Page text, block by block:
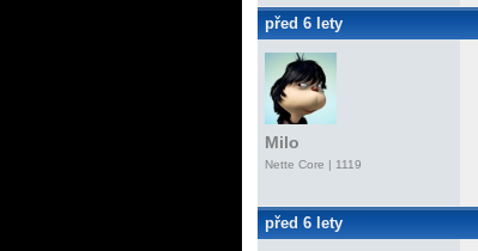
před 6 lety
Milo
Nette Core | 1119
před 6 lety